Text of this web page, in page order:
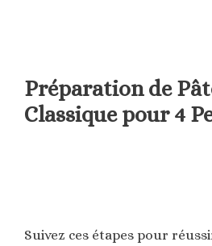
Préparation de
Classique pour 4
Suivez ces étapes pour